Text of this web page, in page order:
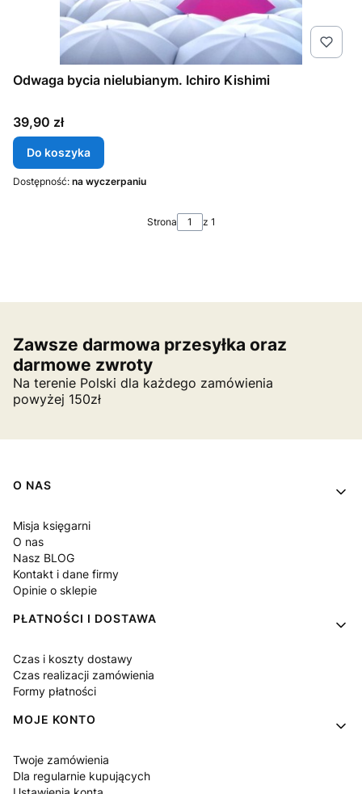
Odwaga bycia nielubianym. Ichiro Kishimi
Cena
39,90 zł
Do koszyka
Dostępność: na wyczerpaniu
Strona z 1
Zawsze darmowa przesyłka oraz
darmowe zwroty
Na terenie Polski dla każdego zamówienia
powyżej 150zł
Linki w stopce
O NAS
Misja księgarni
O nas
Nasz BLOG
Kontakt i dane firmy
Opinie o sklepie
PŁATNOŚCI I DOSTAWA
Czas i koszty dostawy
Czas realizacji zamówienia
Formy płatności
MOJE KONTO
Twoje zamówienia
Dla regularnie kupujących